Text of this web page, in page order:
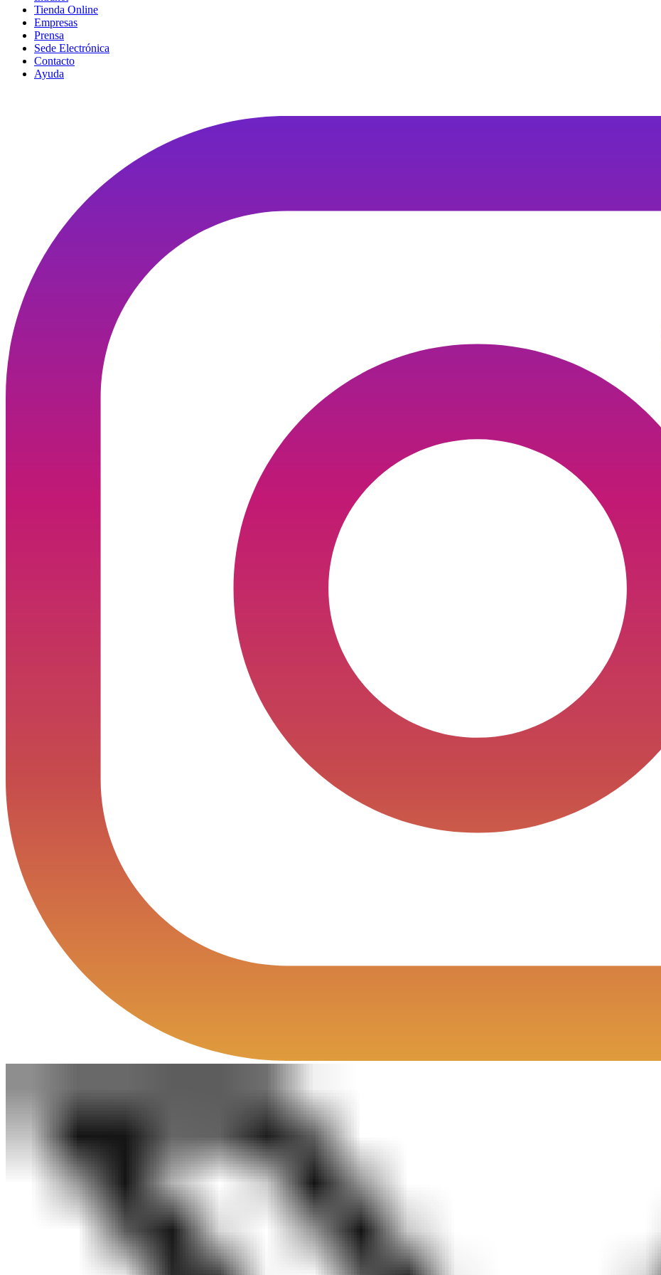
Tienda Online
Empresas
Prensa
Sede Electrónica
Contacto
Ayuda